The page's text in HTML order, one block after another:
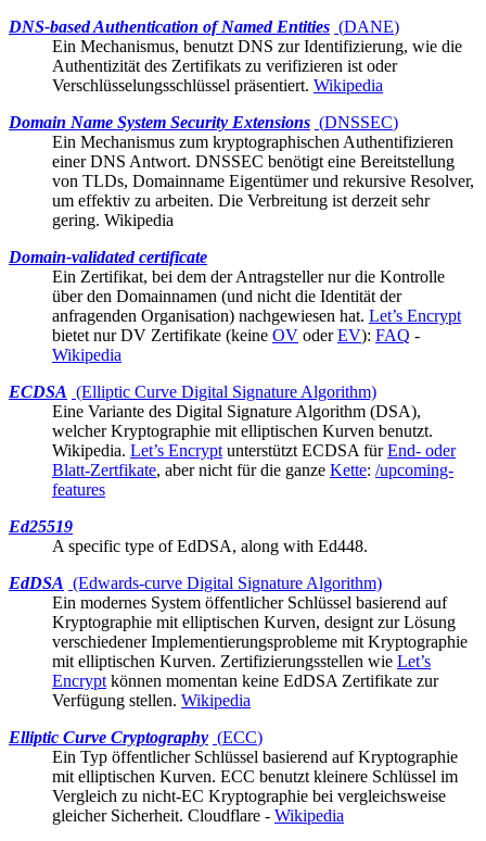
DNS-based Authentication of Named Entities (DANE)
Ein Mechanismus, benutzt DNS zur Identifizierung, wie die
Authentizität des Zertifikats zu verifizieren ist oder
Verschlüsselungsschlüssel präsentiert. Wikipedia
Domain Name System Security Extensions (DNSSEC)
Ein Mechanismus zum kryptographischen Authentifizieren
einer DNS Antwort. DNSSEC benötigt eine Bereitstellung
von TLDs, Domainname Eigentümer und rekursive Resolver,
um effektiv zu arbeiten. Die Verbreitung ist derzeit sehr
gering. Wikipedia
Domain-validated certificate
Ein Zertifikat, bei dem der Antragsteller nur die Kontrolle
über den Domainnamen (und nicht die Identität der
anfragenden Organisation) nachgewiesen hat. Let’s Encrypt
bietet nur DV Zertifikate (keine OV oderEV): FAQ -
Wikipedia
ECDSA (Elliptic Curve Digital Signature Algorithm)
Eine Variante des Digital Signature Algorithm (DSA),
welcher Kryptographie mit elliptischen Kurven benutzt.
Wikipedia. Let’s Encrypt unterstützt ECDSA fürEnd- oder
Blatt-Zertfikate, aber nicht für die ganze Kette: /upcoming-
features
Ed25519
A specific type ofEdDSA, along with Ed448.
EdDSA (Edwards-curve Digital Signature Algorithm)
Ein modernes System öffentlicher Schlüssel basierend auf
Kryptographie mit elliptischen Kurven, designt zur Lösung
verschiedenerImplementierungsprobleme mit Kryptographie
mit elliptischen Kurven. Zertifizierungsstellen wie Let’s
Encrypt können momentan keine EdDSA Zertifikate zur
Verfügung stellen. Wikipedia
Elliptic Curve Cryptography (ECC)
Ein Typ öffentlicher Schlüssel basierend auf Kryptographie
mit elliptischen Kurven. ECC benutzt kleinere Schlüssel im
Vergleich zu nicht-EC Kryptographie bei vergleichsweise
gleicher Sicherheit. Cloudflare - Wikipedia